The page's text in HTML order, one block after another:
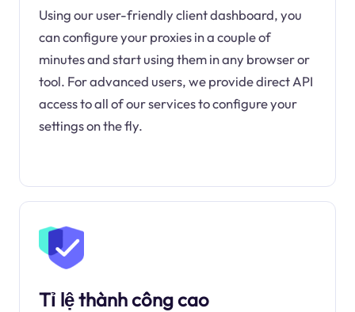
Using our user-friendly client dashboard, you
can configure your proxies in a couple of
minutes and start using them in any browser or
tool. For advanced users, we provide direct API
access to all of our services to configure your
settings on the fly.
Tỉ lệ thành công cao